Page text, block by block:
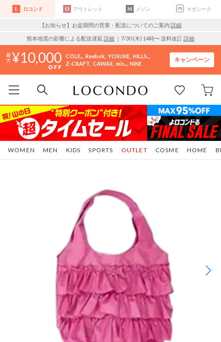
ロコンド アウトレット メゾン マガシーク
【お知らせ】お盆期間の営業・配送についてのご案内 詳細
熊本地震の影響による配送遅延 詳細 ｜7/30 (木) 14時〜 送料改訂詳細
10,000 COLE.. Reebok YOSUKE HILLS..
Z-CRAFT CAWAII mis.. NIKE
キャンペーン
WOMEN MEN KIDS SPORTS COSME HOME
OUTLET